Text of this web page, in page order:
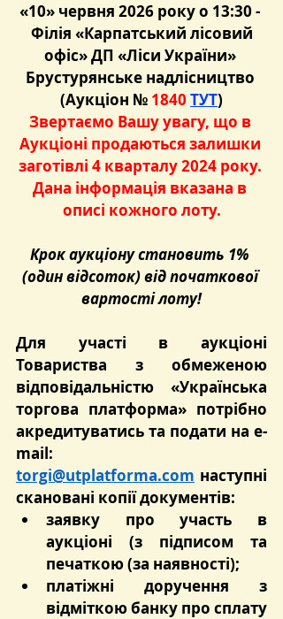
«10» червня 2026 року о 13:30 -
Філія «Карпатський лісовий
офіс» ДП «Ліси України»
Брустурянське надлісництво
(Аукціон № 1840 ТУТ)
Звертаємо Вашу увагу, що в
Аукціоні продаються залишки
заготівлі 4 кварталу 2024 року.
Дана інформація вказана в
описі кожного лоту.
Крок аукціону становить 1%
(один відсоток) від початкової
вартості лоту!
Для участі в аукціоні
Товариства з обмеженою
відповідальністю «Українська
торгова платформа» потрібно
акредитуватись та подати на e-
torgi@utplatforma.com наступні
скановані копії документів:
заявку про участь в
аукціоні (з підписом та
печаткою (за наявності);
платіжні доручення з
відміткою банку про сплату